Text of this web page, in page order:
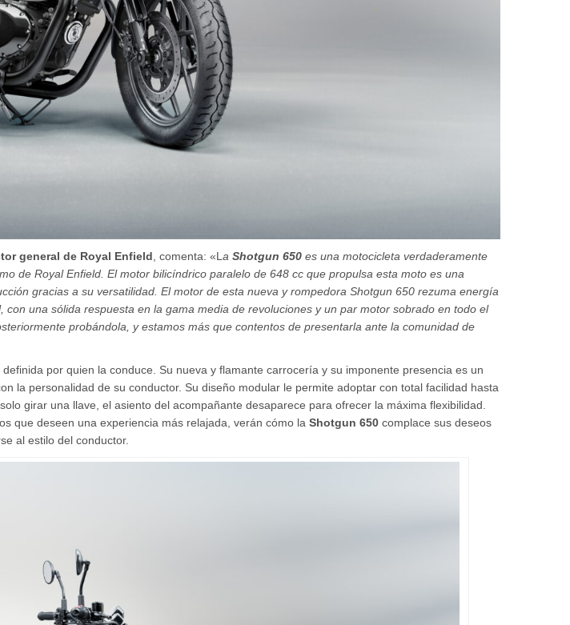
general de Royal Enfield, comenta: «La Shotgun 650 es una motocicleta verdaderamente
de Royal Enfield. El motor bilicíndrico paralelo de 648 cc que propulsa esta moto es una
gracias a su versatilidad. El motor de esta nueva y rompedora Shotgun 650 rezuma energía
una sólida respuesta en la gama media de revoluciones y un par motor sobrado en todo el
probándola, y estamos más que contentos de presentarla ante la comunidad de
por quien la conduce. Su nueva y flamante carrocería y su imponente presencia es un
la personalidad de su conductor. Su diseño modular le permite adoptar con total facilidad hasta
girar una llave, el asiento del acompañante desaparece para ofrecer la máxima flexibilidad.
que deseen una experiencia más relajada, verán cómo la Shotgun 650 complace sus deseos
al estilo del conductor.